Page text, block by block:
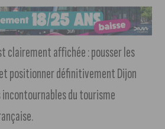
clairement affichée : pousser les
positionner définitivement Dijon
du tourisme